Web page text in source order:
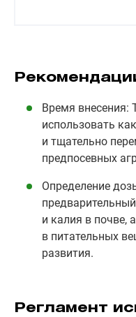
Время внесения:
использовать
и тщательно
предпосевных
Определение
и калия в почве,
в питательных
развития.
Регламент